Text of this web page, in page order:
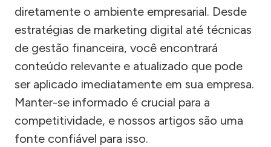
diretamente o ambiente empresarial. Desde
estratégias de marketing digital até técnicas
de gestão financeira, você encontrará
conteúdo relevante e atualizado que pode
ser aplicado imediatamente em sua empresa.
Manter-se informado é crucial para a
competitividade, e nossos artigos são uma
fonte confiável para isso.